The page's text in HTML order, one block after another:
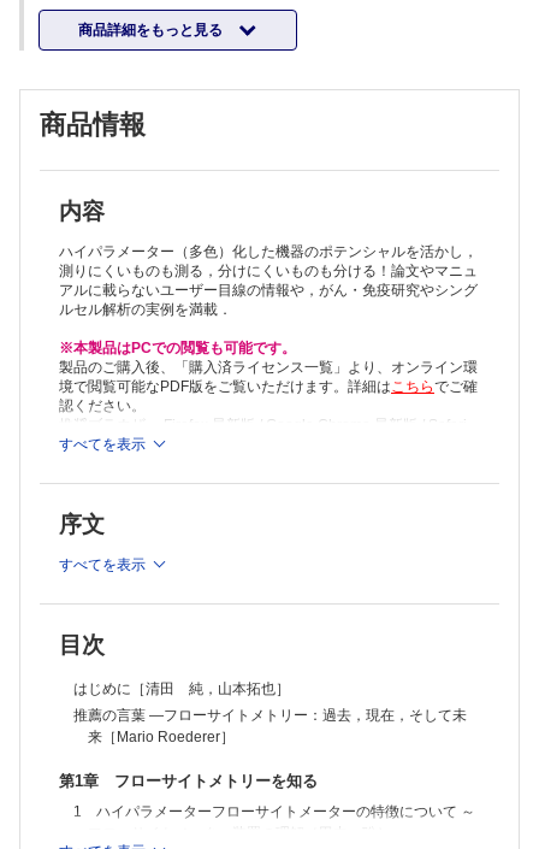
Roederer］
第1章 フローサイトメトリーを知る
2 蛍光色素と蛍光補正［菅原ゆうこ］
3 抗体パネルのデザイン［嘉陽啓之，菅原ゆうこ］
第2章 フローサイトメトリーを使う
Ⅰ 基礎科学研究・細胞内
1 Fucciを用いた細胞周期解析［阪上‒ 沢野朝子，太田和健之，俣賀宣
子，宮脇敦史］
2 細胞内染色法を用いたサイトカイン産生の解析［金丸由美，渋谷和
子］
3 培養細胞のリソソーム活性測定法 ～Lysosomal-METRIQ プローブ
を用いた蛍光比率によるリソソーム活性測定［石井俊輔，板倉英祐］
4 マスサイトメトリーを用いたヒストン修飾・細胞内シグナル伝達の
解析［森嶋達也，清田章文，滝澤 仁］
Ⅱ 基礎科学研究・細胞外
1 造血幹細胞のクローンソートとMoFlo，Index sorting［石塚幹太
2 ヒトがん細胞のソーティング［保仙直毅］
3 がん異種移植マウスモデルを用いた転移がん細胞の分離［下野洋
平］
5 iPS 細胞からの血球細胞分化誘導とフローサイトメトリー解析［増
析［飯島則文］
Ⅲ トランスレーショナル研究
1 マスサイトメトリーによる腫瘍浸潤リンパ球のマルチカラー解析
［杉山大介，西川博嘉］
2 創薬における薬剤スクリーニングのためのフローサイトメーターを
用いた細胞内シグナル分子解析［升田雄士，長束佑太，野木森拓人］
3 造血器腫瘍におけるマルチカラーフローサイトメトリー検査の有用
性［米澤賢二］
4 MAIT細胞解析［千葉麻子，三宅幸子］
商品詳細をもっと見る
商品情報
内容
ハイパラメーター（多色）化した機器のポテンシャルを活かし，
測りにくいものも測る，分けにくいものも分ける！論文やマニュ
アルに載らないユーザー目線の情報や，がん・免疫研究やシング
ルセル解析の実例を満載．
※本製品はPCでの閲覧も可能です。
製品のご購入後、「購入済ライセンス一覧」より、オンライン環
境で閲覧可能なPDF版をご覧いただけます。詳細はこちらでご確
認ください。
推奨ブラウザ： Firefox 最新版 / Google Chrome 最新版 / Safari
最新版
すべてを表示
序文
すべてを表示
目次
はじめに［清田 純，山本拓也］
推薦の言葉 ―フローサイトメトリー：過去，現在，そして未
来［Mario Roederer］
第1章 フローサイトメトリーを知る
1 ハイパラメーターフローサイトメーターの特徴について ～